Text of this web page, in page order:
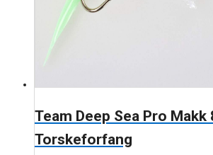
Team Deep Sea Pro
Torskeforfang